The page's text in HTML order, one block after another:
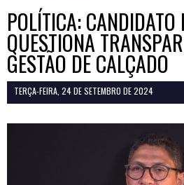
POLÍTICA: CANDIDATO
QUESTIONA
GESTÃO DE CALÇADO
TERÇA-FEIRA, 24 DE SETEMBRO DE 2024